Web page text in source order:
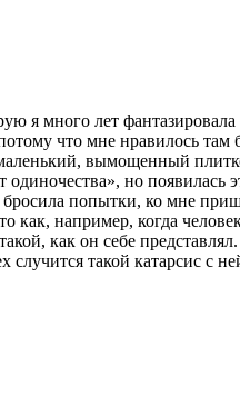
я много лет
что мне нравилось
вымощенный
но появилась
бросила попытки, ко мне
как, например, когда
как он себе
такой катарсис с